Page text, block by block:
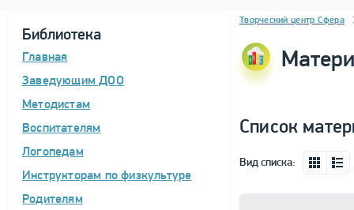
Библиотека
Главная
Заведующим ДОО
Методистам
Воспитателям
Логопедам
Инструкторам по физкультуре
Родителям
Блок новостей
Творческий центр Сфера
Список
Вид списка: